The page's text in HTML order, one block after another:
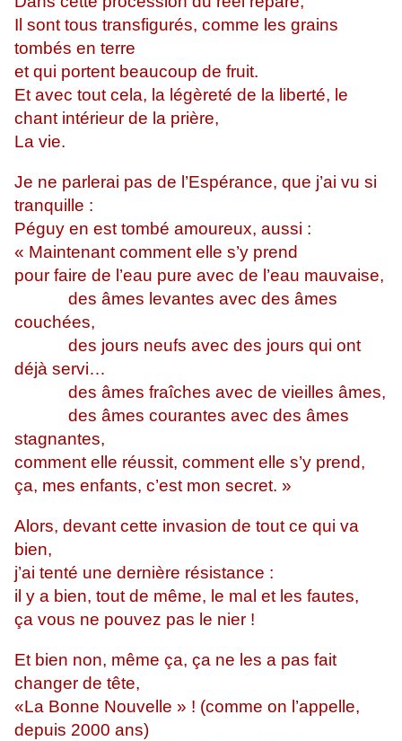
Il sont tous transfigurés, comme les grains
tombés en terre
et qui portent beaucoup de fruit.
Et avec tout cela, la légèreté de la liberté, le
chant intérieur de la prière,
La vie.
Je ne parlerai pas de l’Espérance, que j’ai vu si
tranquille :
Péguy en est tombé amoureux, aussi :
« Maintenant comment elle s’y prend
pour faire de l’eau pure avec de l’eau mauvaise,
des âmes levantes avec des âmes
couchées,
des jours neufs avec des jours qui ont
déjà servi…
des âmes fraîches avec de vieilles âmes,
des âmes courantes avec des âmes
stagnantes,
comment elle réussit, comment elle s’y prend,
ça, mes enfants, c’est mon secret. »
Alors, devant cette invasion de tout ce qui va
bien,
j’ai tenté une dernière résistance :
il y a bien, tout de même, le mal et les fautes,
ça vous ne pouvez pas le nier !
Et bien non, même ça, ça ne les a pas fait
changer de tête,
«La Bonne Nouvelle » ! (comme on l’appelle,
depuis 2000 ans)